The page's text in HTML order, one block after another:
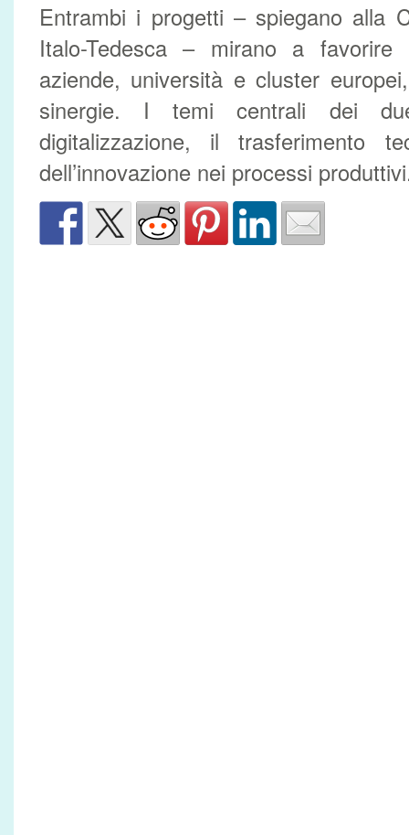
Entrambi i progetti – spiegano alla
Italo-Tedesca – mirano a favorire
aziende, università e cluster
sinergie. I temi centrali dei
digitalizzazione, il trasferimento
dell’innovazione nei processi